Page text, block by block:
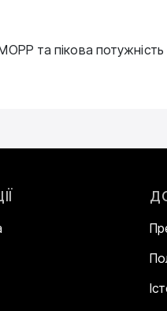
та пікова потужність